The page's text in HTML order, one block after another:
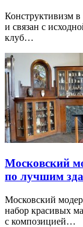
Конструктивизм
и связан с
клуб…
Московский
по лучшим
Московский
набор красивых
с композицией…